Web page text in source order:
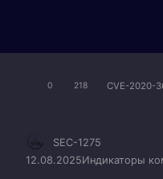
0 218 CVE-2020-
SEC-1275
12.08.2025Индикаторы